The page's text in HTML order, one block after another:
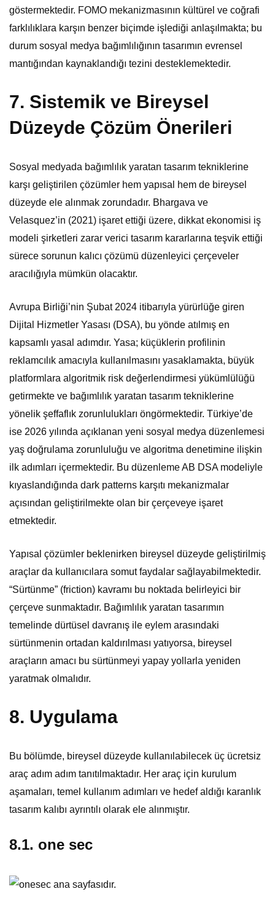
göstermektedir. FOMO mekanizmasının kültürel ve coğrafi
farklılıklara karşın benzer biçimde işlediği anlaşılmakta; bu
durum sosyal medya bağımlılığının tasarımın evrensel
mantığından kaynaklandığı tezini desteklemektedir.
7. Sistemik ve Bireysel
Düzeyde Çözüm Önerileri
Sosyal medyada bağımlılık yaratan tasarım tekniklerine
karşı geliştirilen çözümler hem yapısal hem de bireysel
düzeyde ele alınmak zorundadır. Bhargava ve
Velasquez’in (2021) işaret ettiği üzere, dikkat ekonomisi iş
modeli şirketleri zarar verici tasarım kararlarına teşvik ettiği
sürece sorunun kalıcı çözümü düzenleyici çerçeveler
aracılığıyla mümkün olacaktır.
Avrupa Birliği’nin Şubat 2024 itibarıyla yürürlüğe giren
Dijital Hizmetler Yasası (DSA), bu yönde atılmış en
kapsamlı yasal adımdır. Yasa; küçüklerin profilinin
reklamcılık amacıyla kullanılmasını yasaklamakta, büyük
platformlara algoritmik risk değerlendirmesi yükümlülüğü
getirmekte ve bağımlılık yaratan tasarım tekniklerine
yönelik şeffaflık zorunlulukları öngörmektedir. Türkiye’de
ise 2026 yılında açıklanan yeni sosyal medya düzenlemesi
yaş doğrulama zorunluluğu ve algoritma denetimine ilişkin
ilk adımları içermektedir. Bu düzenleme AB DSA modeliyle
kıyaslandığında dark patterns karşıtı mekanizmalar
açısından geliştirilmekte olan bir çerçeveye işaret
etmektedir.
Yapısal çözümler beklenirken bireysel düzeyde geliştirilmiş
araçlar da kullanıcılara somut faydalar sağlayabilmektedir.
“Sürtünme” (friction) kavramı bu noktada belirleyici bir
çerçeve sunmaktadır. Bağımlılık yaratan tasarımın
temelinde dürtüsel davranış ile eylem arasındaki
sürtünmenin ortadan kaldırılması yatıyorsa, bireysel
araçların amacı bu sürtünmeyi yapay yollarla yeniden
yaratmak olmalıdır.
8. Uygulama
Bu bölümde, bireysel düzeyde kullanılabilecek üç ücretsiz
araç adım adım tanıtılmaktadır. Her araç için kurulum
aşamaları, temel kullanım adımları ve hedef aldığı karanlık
tasarım kalıbı ayrıntılı olarak ele alınmıştır.
8.1. one sec